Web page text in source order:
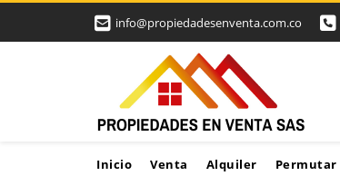
info@propiedadesenventa.com.co
Inicio Venta Alquiler Permutar